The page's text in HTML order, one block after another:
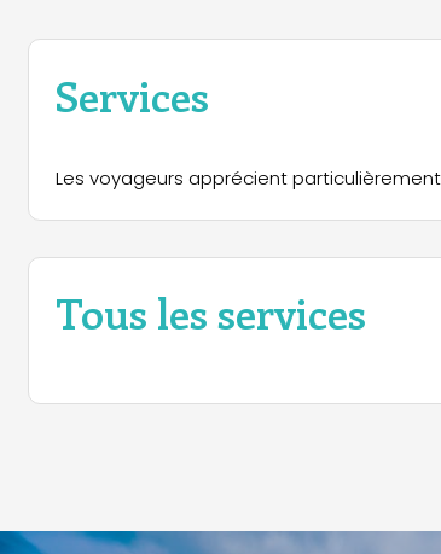
Services
Les voyageurs apprécient
Tous les services